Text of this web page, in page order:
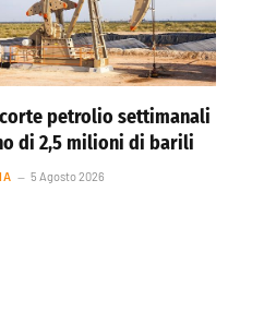
petrolio settimanali
di 2,5 milioni di barili
5 Agosto 2026